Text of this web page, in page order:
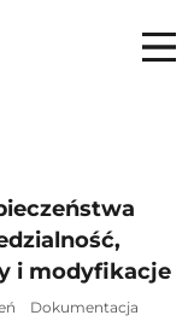
i modyfikacje
Dokumentacja